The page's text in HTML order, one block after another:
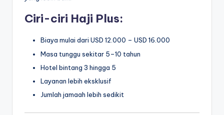
Ciri-ciri Haji Plus:
Biaya mulai dari USD 12.000 – USD 16.000
Masa tunggu sekitar 5–10 tahun
Hotel bintang 3 hingga 5
Layanan lebih eksklusif
Jumlah jamaah lebih sedikit